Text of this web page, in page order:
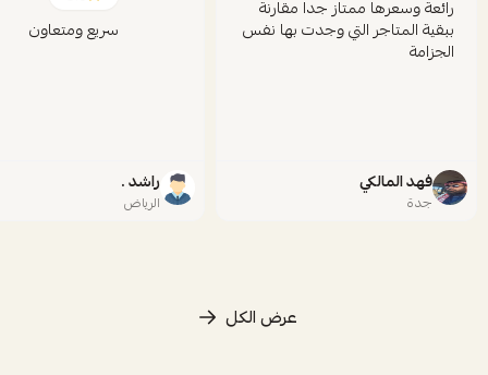
رائعة وسعرها ممتاز جدا مقارنة
ببقية المتاجر التي وجدت بها نفس
الجزامة
فهد المالكي
جدة
سريع ومتعاون
راشد .
الرياض
عرض الكل